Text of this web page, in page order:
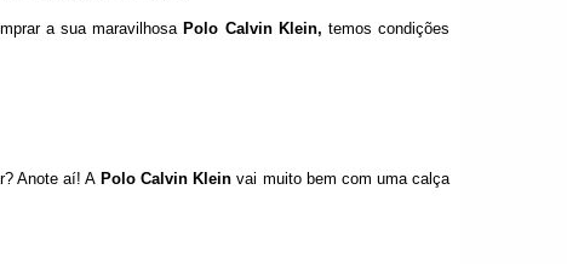
a sua maravilhosa Polo Calvin Klein, temos condições
Anote aí! A Polo Calvin Klein vai muito bem com uma calça